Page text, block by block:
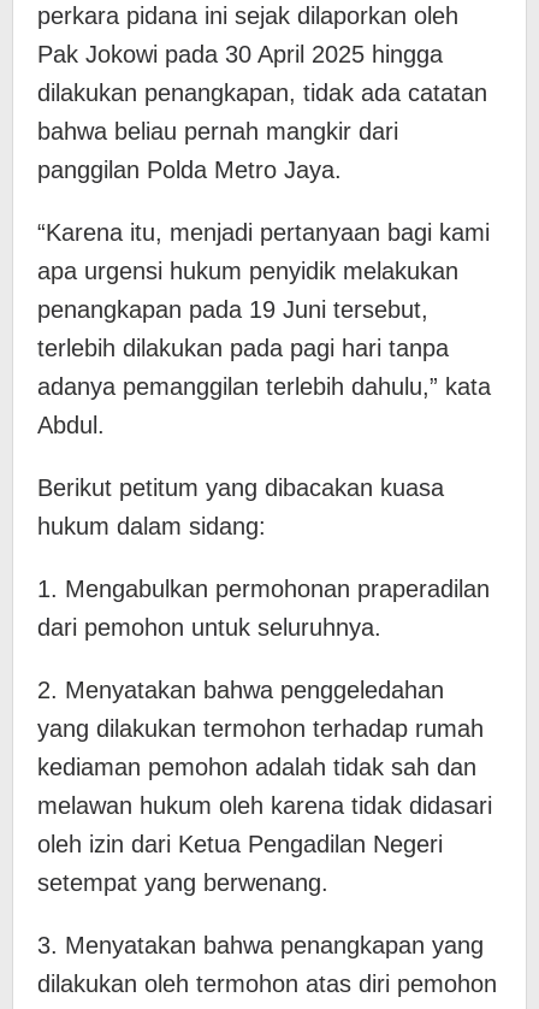
perkara pidana ini sejak dilaporkan oleh
Pak Jokowi pada 30 April 2025 hingga
dilakukan penangkapan, tidak ada catatan
bahwa beliau pernah mangkir dari
panggilan Polda Metro Jaya.
“Karena itu, menjadi pertanyaan bagi kami
apa urgensi hukum penyidik melakukan
penangkapan pada 19 Juni tersebut,
terlebih dilakukan pada pagi hari tanpa
adanya pemanggilan terlebih dahulu,” kata
Abdul.
Berikut petitum yang dibacakan kuasa
hukum dalam sidang:
1. Mengabulkan permohonan praperadilan
dari pemohon untuk seluruhnya.
2. Menyatakan bahwa penggeledahan
yang dilakukan termohon terhadap rumah
kediaman pemohon adalah tidak sah dan
melawan hukum oleh karena tidak didasari
oleh izin dari Ketua Pengadilan Negeri
setempat yang berwenang.
3. Menyatakan bahwa penangkapan yang
dilakukan oleh termohon atas diri pemohon